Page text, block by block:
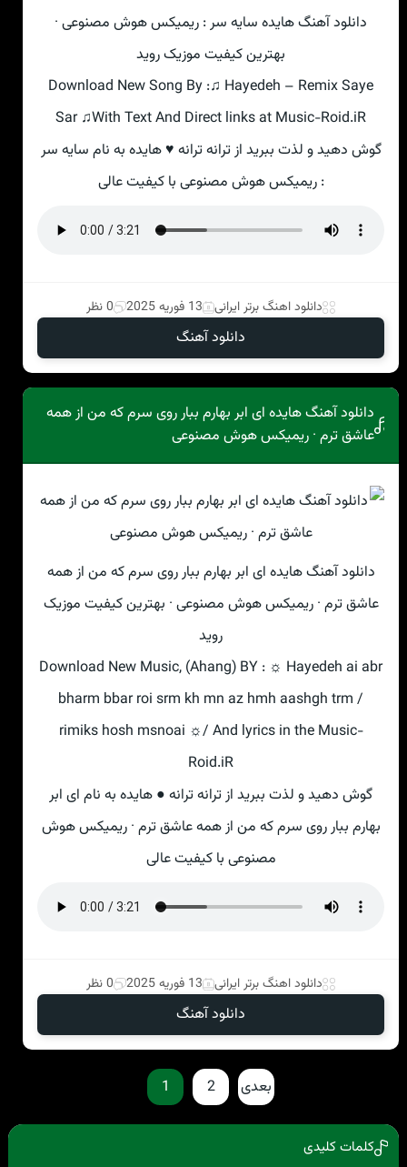
دانلود آهنگ هایده سایه سر : ریمیکس هوش مصنوعی ·
بهترین کیفیت موزیک روید
Download New Song By :♫ Hayedeh – Remix Saye
Sar ♫With Text And Direct links at Music-Roid.iR
گوش دهید و لذت ببرید از ترانه ترانه ♥ هایده به نام سایه سر
: ریمیکس هوش مصنوعی با کیفیت عالی
دانلود اهنگ برتر ایرانی 13 فوریه 2025 0 نظر
دانلود آهنگ
دانلود آهنگ هایده ای ابر بهارم ببار روی سرم که من از همه
عاشق ترم · ریمیکس هوش مصنوعی
دانلود آهنگ هایده ای ابر بهارم ببار روی سرم که من از همه
عاشق ترم · ریمیکس هوش مصنوعی · بهترین کیفیت موزیک
روید
Download New Music, (Ahang) BY : ☼ Hayedeh ai abr
bharm bbar roi srm kh mn az hmh aashgh trm /
rimiks hosh msnoai ☼/ And lyrics in the Music-
Roid.iR
گوش دهید و لذت ببرید از ترانه ترانه ● هایده به نام ای ابر
بهارم ببار روی سرم که من از همه عاشق ترم · ریمیکس هوش
مصنوعی با کیفیت عالی
دانلود اهنگ برتر ایرانی 13 فوریه 2025 0 نظر
دانلود آهنگ
1 2 بعدی
کلمات کلیدی